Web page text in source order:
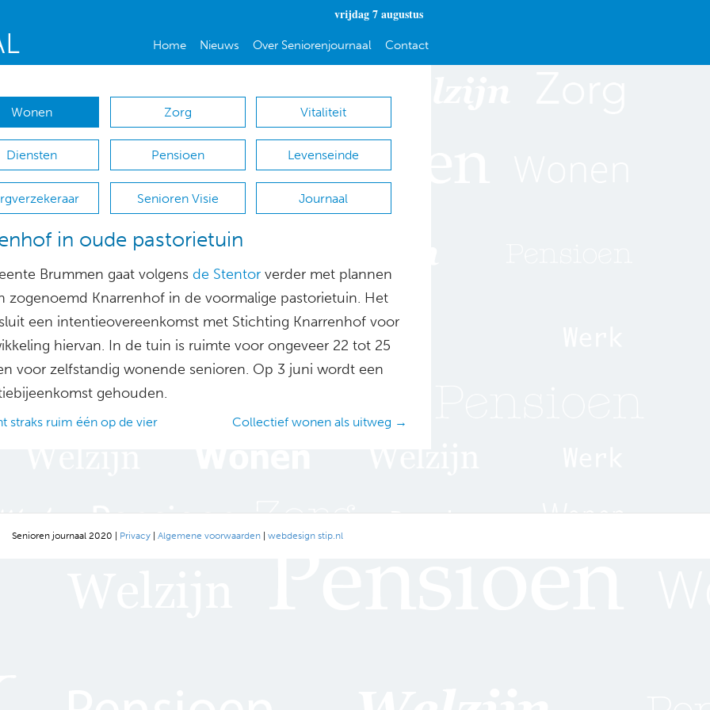
vrijdag 7 augustus
Home Nieuws Over Seniorenjournaal Contact
Wonen Zorg Vitaliteit
Diensten Pensioen Levenseinde
Senioren Visie Journaal
in oude pastorietuin
Brummen gaat volgens de Stentor verder met plannen
zogenoemd Knarrenhof in de voormalige pastorietuin. Het
een intentieovereenkomst met Stichting Knarrenhof voor
hiervan. In de tuin is ruimte voor ongeveer 22 tot 25
voor zelfstandig wonende senioren. Op 3 juni wordt een
gehouden.
straks ruim één op de vier
Collectief wonen als uitweg →
Senioren journaal 2020 | Privacy | Algemene voorwaarden | webdesign stip.nl